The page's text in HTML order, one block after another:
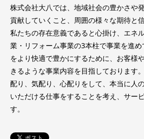
株式会社大八では、地域社会の豊かさや
貢献していくこと、周囲の様々な期待と
私たちの存在意義であると心掛け、エネ
業・リフォーム事業の3本柱で事業を進
をより快適で豊かにするために、お客様
きるような事業内容を目指しております
配り、気配り、心配りをして、本当に人
いただける仕事をすることを考え、サー
す。